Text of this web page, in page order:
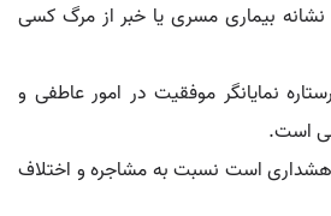
بیماری مسری یا خبر از مرگ کسی
نمایانگر موفقیت در امور عاطفی و
است.
هشداری است نسبت به مشاجره و اختلاف